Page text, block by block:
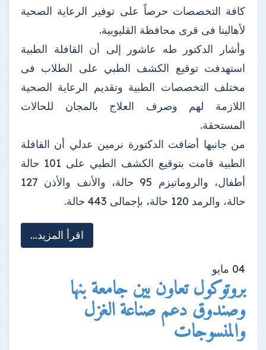
كافة التخصصات حرصاً على توفير الرعاية الصحية
لأهالينا فى قرى محافظة القليوبية.
وأشار الدكتور طه عاشور إلى أن القافلة الطبية
استهدفت توقيع الكشف الطبي على الطلاب فى
مختلف التخصصات الطبية وتقديم الرعاية الصحية
اللازمة لهم وصرف العلاج بالمجان للحالات
المستحقة.
من جانبها أضافت الدكتورة نرمين عدلي أن القافلة
الطبية قامت بتوقيع الكشف الطبي على 101 حالة
أطفال، والروماتيزم 95 حالة، والأنف والأذن 127
حالة، والرمد 120 حالة، بإجمالى 443 حالة.
اقرأ المزيد...
04 مايو
بروتوكول تعاون بين جامعة بنها
وصندوق دعم صناعة الغزل
والمنسوجات